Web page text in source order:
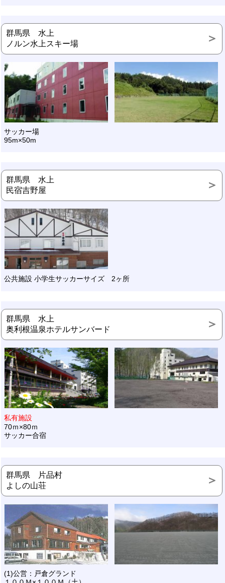
群馬県 水上
ノルン水上スキー場
サッカー場
95m×50m
群馬県 水上
民宿吉野屋
公共施設 小学生サッカーサイズ 2ヶ所
群馬県 水上
奥利根温泉ホテルサンバード
私有施設
70ｍ×80ｍ
サッカー合宿
群馬県 片品村
よしの山荘
(1)公営：戸倉グランド